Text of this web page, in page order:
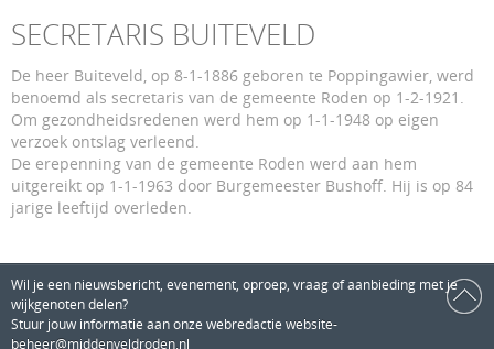
SECRETARIS BUITEVELD
De heer Buiteveld, op 8-1-1886 geboren te Poppingawier, werd
benoemd als secretaris van de gemeente Roden op 1-2-1921.
Om gezondheidsredenen werd hem op 1-1-1948 op eigen
verzoek ontslag verleend.
De erepenning van de gemeente Roden werd aan hem
uitgereikt op 1-1-1963 door Burgemeester Bushoff. Hij is op 84
jarige leeftijd overleden.
Wil je een nieuwsbericht, evenement, oproep, vraag of aanbieding met je
wijkgenoten delen?
Stuur jouw informatie aan onze webredactie website-
beheer@middenveldroden.nl